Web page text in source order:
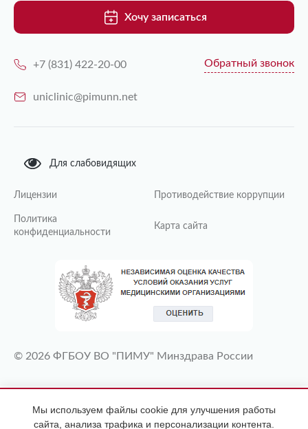
Хочу записаться
+7 (831) 422-20-00 Обратный звонок
uniclinic@pimunn.net
Для слабовидящих
Лицензии Противодействие коррупции
Политика
конфиденциальности
Карта сайта
© 2026 ФГБОУ ВО "ПИМУ" Минздрава России
ИМЕЮТСЯ ПРОТИВОПОКАЗАНИЯ
НЕОБХОДИМА КОНСУЛЬТАЦИЯ
Мы используем файлы cookie для улучшения работы
сайта, анализа трафика и персонализации контента.